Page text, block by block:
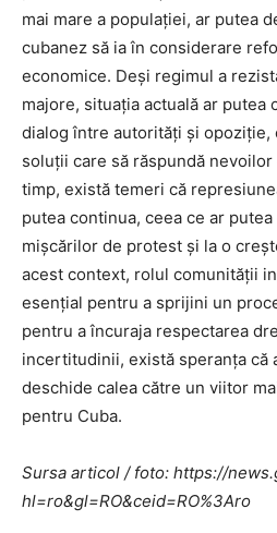
mai mare a populației, ar putea
cubanez să ia în considerare
economice. Deși regimul a
majore, situația actuală ar putea
dialog între autorități și opoziție,
soluții care să răspundă
timp, există temeri că
putea continua, ceea ce ar
mișcărilor de protest și la o
acest context, rolul comunității
esențial pentru a sprijini un
pentru a încuraja respectarea
incertitudinii, există speranța că
deschide calea către un viitor
pentru Cuba.
Sursa articol / foto: https://
hl=ro&gl=RO&ceid=RO%3Aro